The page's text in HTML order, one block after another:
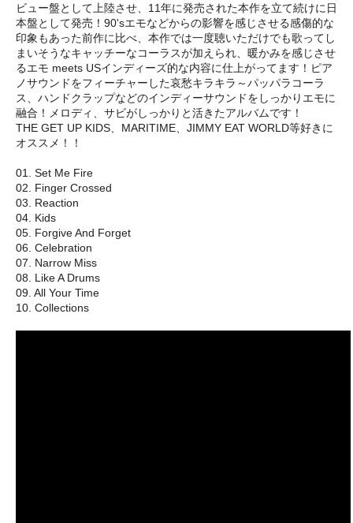
ビュー盤として上陸させ、11年に発売された本作を立て続けに日
本盤として発売！90'sエモなどからの影響を感じさせる感傷的な
印象もあった前作に比べ、本作では一度聴いただけでも歌ってし
まいそうなキャッチーなコーラスが加えられ、暖かみを感じさせ
るエモ meets USインディーズ的な内容に仕上がってます！ピア
ノサウンドをフィーチャーした哀愁キラキラ～パッパラコーラ
ス、ハンドクラップなどのインディーサウンドをしっかりエモに
融合！メロディ、サビがしっかりと活きたアルバムです！
THE GET UP KIDS、MARITIME、JIMMY EAT WORLD等好きに
オススメ！！
01. Set Me Fire
02. Finger Crossed
03. Reaction
04. Kids
05. Forgive And Forget
06. Celebration
07. Narrow Miss
08. Like A Drums
09. All Your Time
10. Collections